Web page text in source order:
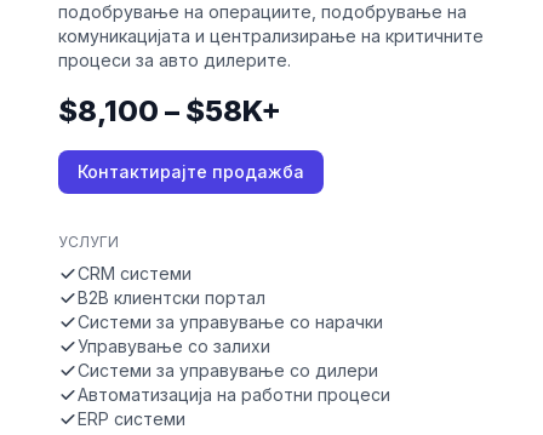
подобрување на операциите, подобрување на
комуникацијата и централизирање на критичните
процеси за авто дилерите.
$8,100 – $58K+
Контактирајте продажба
УСЛУГИ
CRM системи
B2B клиентски портал
Системи за управување со нарачки
Управување со залихи
Системи за управување со дилери
Автоматизација на работни процеси
ERP системи